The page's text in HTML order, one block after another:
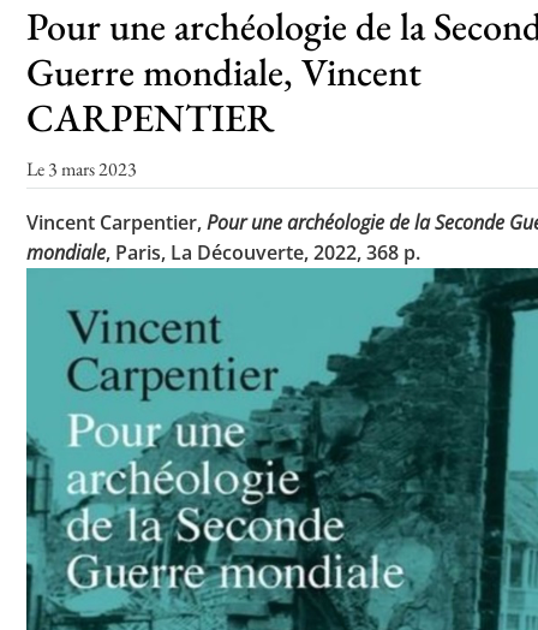
Toutes les actualités
Les rendez-vous de l’APHG
Concours de recrutement
Concours scolaires
Conférences, tables rondes
Critique d’ouvrages publiés
Culture
Pour une archéologie de la
Guerre mondiale, Vincent
CARPENTIER
Le 3 mars 2023
Vincent Carpentier,Pour une archéologie de la Seconde
mondiale, Paris, La Découverte, 2022, 368 p.